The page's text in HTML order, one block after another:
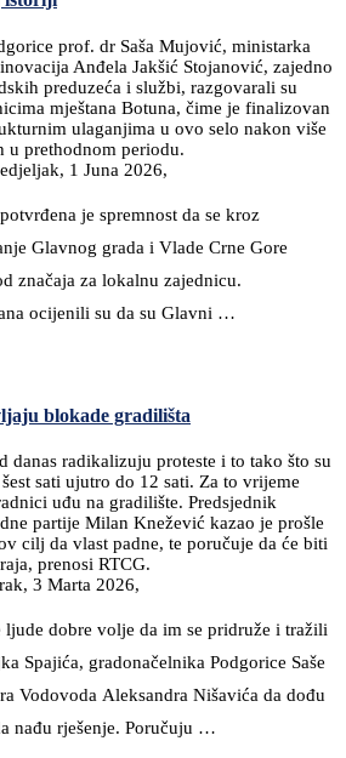
prof. dr Saša Mujović, ministarka
Anđela Jakšić Stojanović, zajedno
preduzeća i službi, razgovarali su
mještana Botuna, čime je finalizovan
ulaganjima u ovo selo nakon više
u prethodnom periodu.
1 Juna 2026,
je spremnost da se kroz
Glavnog grada i Vlade Crne Gore
značaja za lokalnu zajednicu.
ocijenili su da su Glavni …
blokade gradilišta
danas radikalizuju proteste i to tako što su
sati ujutro do 12 sati. Za to vrijeme
uđu na gradilište. Predsjednik
partije Milan Knežević kazao je prošle
cilj da vlast padne, te poručuje da će biti
prenosi RTCG.
3 Marta 2026,
ljude dobre volje da im se pridruže i tražili
Spajića, gradonačelnika Podgorice Saše
Vodovoda Aleksandra Nišavića da dođu
nađu rješenje. Poručuju …